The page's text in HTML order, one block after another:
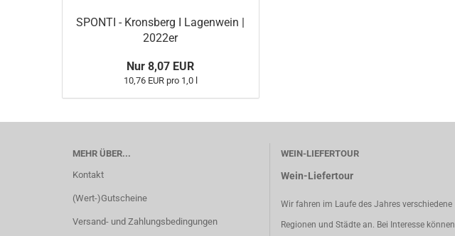
SPONTI - Kronsberg I Lagenwein |
2022er
Nur 8,07 EUR
10,76 EUR pro 1,0 l
MEHR ÜBER...
Kontakt
(Wert-)Gutscheine
Versand- und Zahlungsbedingungen
WEIN-LIEFERTOUR
Wein-Liefertour
Wir fahren im Laufe des Jahres verschiedene
Regionen und Städte an. Bei Interesse können